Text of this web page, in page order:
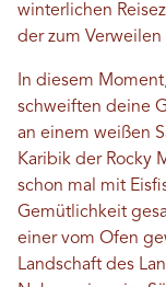
winterlichen
der zum Verweilen
In diesem
schweiften deine
an einem weißen
Karibik der Rocky
schon mal mit
Gemütlichkeit
einer vom Ofen
Landschaft des